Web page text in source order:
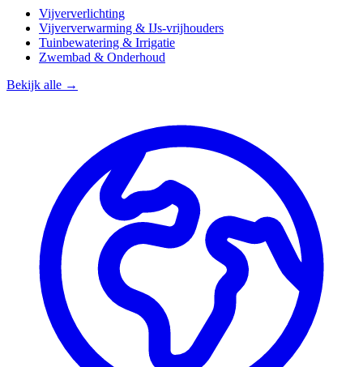
Vijververlichting
Vijververwarming & IJs-vrijhouders
Tuinbewatering & Irrigatie
Zwembad & Onderhoud
Bekijk alle →